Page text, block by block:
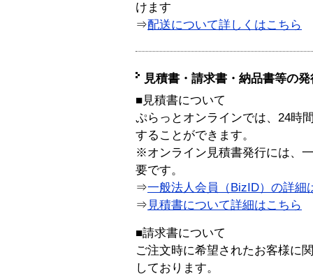
けます
⇒配送について詳しくはこちら
見積書・請求書・納品書等の
■見積書について
ぷらっとオンラインでは、24時
することができます。
※オンライン見積書発行には、
要です。
⇒一般法人会員（BizID）の詳細
⇒ 見積書について詳細はこちら
■請求書について
ご注文時に希望されたお客様に
しております。